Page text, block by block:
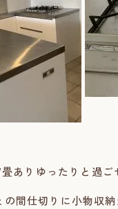
ありゆったりと過ご
の間仕切りに小物収